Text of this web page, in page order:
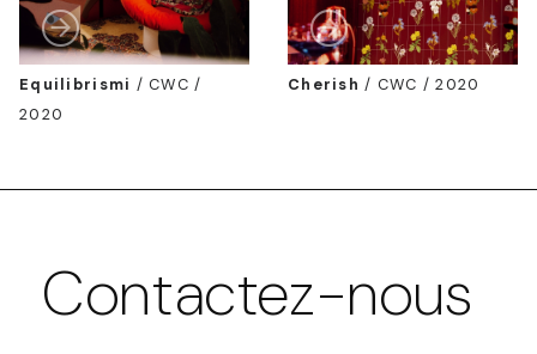
Equilibrismi /CWC /
2020
Cherish / CWC / 2020
Contactez-nous